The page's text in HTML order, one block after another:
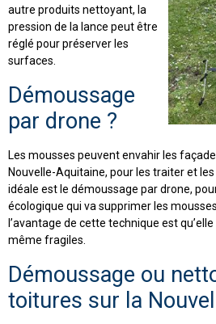
autre produits nettoyant, la
pression de la lance peut être
réglé pour préserver les
surfaces.
Démoussage
par drone ?
Les mousses peuvent envahir les
Nouvelle-Aquitaine, pour les traiter et
idéale est le démoussage par drone,
écologique qui va supprimer les
l’avantage de cette technique est
même fragiles.
Démoussage ou
toitures sur la